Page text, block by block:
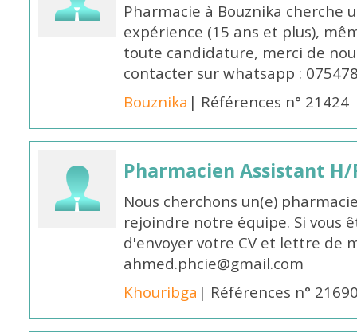
Pharmacie à Bouznika cherche
expérience (15 ans et plus),
toute candidature, merci de
contacter sur whatsapp :
Bouznika | Références n° 21424
Pharmacien Assistant
Nous cherchons un(e)
rejoindre notre équipe. Si vous
d'envoyer votre CV et lettre de
ahmed.phcie@gmail.com
Khouribga | Références n°